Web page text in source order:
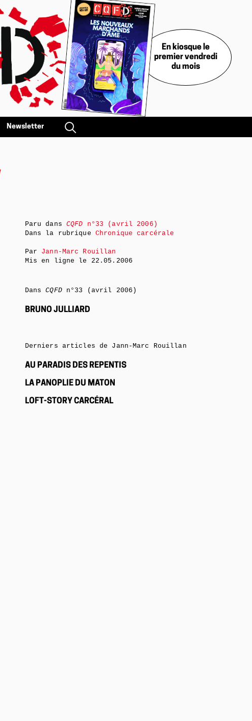
En kiosque le
premier vendredi
du mois
Newsletter
Paru dans CQFD n°33 (avril 2006)
Dans la rubrique Chronique carcérale
Par Jann-Marc Rouillan
Mis en ligne le 22.05.2006
DansCQFDn°33 (avril 2006)
BRUNO JULLIARD
Derniers articles de Jann-Marc Rouillan
AU PARADIS DES REPENTIS
LA PANOPLIE DU MATON
LOFT-STORY CARCÉRAL